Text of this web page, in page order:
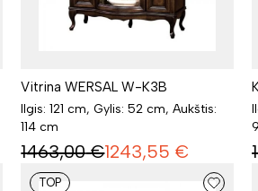
Vitrina WERSAL W-K3B
Ilgis: 121 cm, Gylis: 52 cm, Aukštis:
114 cm
1463,00 €1243,55 €
TOP